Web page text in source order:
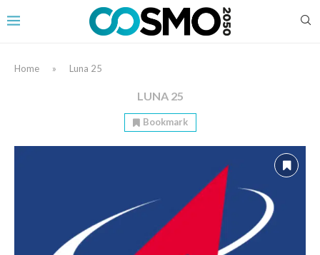
Home » Luna 25
LUNA 25
Bookmark